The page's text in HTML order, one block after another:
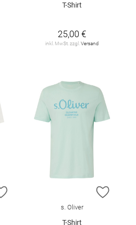
T-Shirt
25,00 €
inkl. MwSt. zzgl. Versand
ZUR WUNSCHLISTE HINZUFÜGEN
ZUR
s. Oliver
T-Shirt